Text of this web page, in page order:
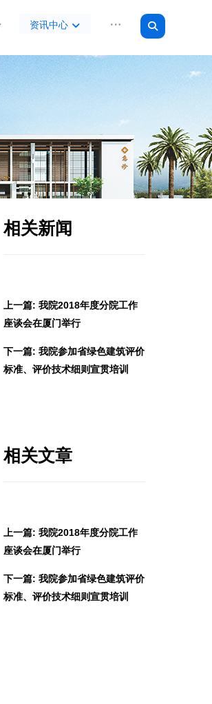
资讯中心
相关新闻
上一篇: 我院2018年度分院工作
座谈会在厦门举行
下一篇: 我院参加省绿色建筑评价
标准、评价技术细则宣贯培训
相关文章
上一篇: 我院2018年度分院工作
座谈会在厦门举行
下一篇: 我院参加省绿色建筑评价
标准、评价技术细则宣贯培训